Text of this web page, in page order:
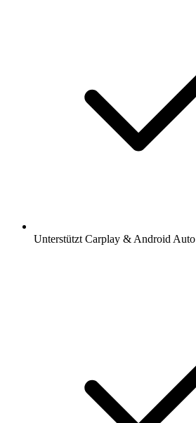
Unterstützt Carplay & Android Auto